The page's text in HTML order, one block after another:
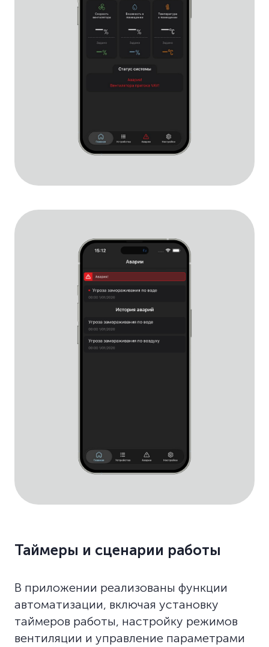
Таймеры и сценарии работы
В приложении реализованы функции
автоматизации, включая установку
таймеров работы, настройку режимов
вентиляции и управление параметрами